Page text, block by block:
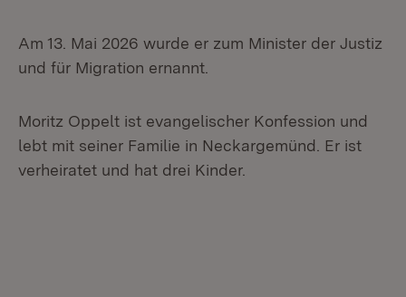
Am 13. Mai 2026 wurde er zum Minister der Justiz
und für Migration ernannt.
Moritz Oppelt ist evangelischer Konfession und
lebt mit seiner Familie in Neckargemünd. Er ist
verheiratet und hat drei Kinder.